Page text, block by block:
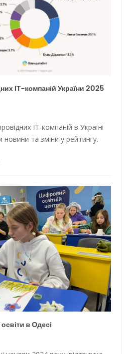
ІТ-компаній України 2025
ІТ-компаній в Україні
та зміни у рейтингу.
в Одесі